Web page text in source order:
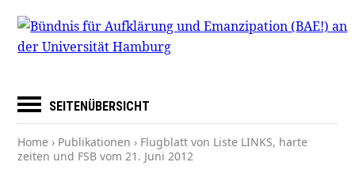
SEITENÜBERSICHT
Home › Publikationen › Flugblatt von Liste LINKS, harte
zeiten und FSB vom21. Juni 2012